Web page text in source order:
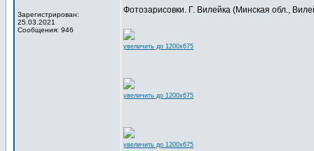
Зарегистрирован:
25.03.2021
Сообщения: 946
Фотозарисовки. Г. Вилейка (Минская обл.,
увеличить до 1200x675
увеличить до 1200x675
увеличить до 1200x675